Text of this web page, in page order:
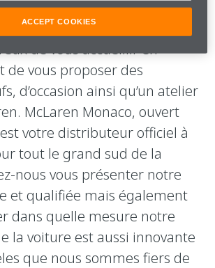
McLaren Monaco, Nous
de vous accueillir en
de vous proposer des
d’occasion ainsi qu’un atelier
McLaren Monaco, ouvert
votre distributeur officiel à
tout le grand sud de la
nous vous présenter notre
et qualifiée mais également
dans quelle mesure notre
la voiture est aussi innovante
que nous sommes fiers de
ACCEPT COOKIES